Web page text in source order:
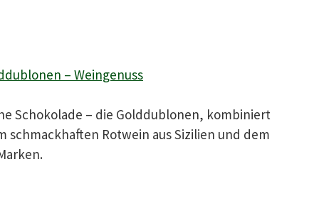
– Weingenuss
Schokolade – die Golddublonen, kombiniert
schmackhaften Rotwein aus Sizilien und dem